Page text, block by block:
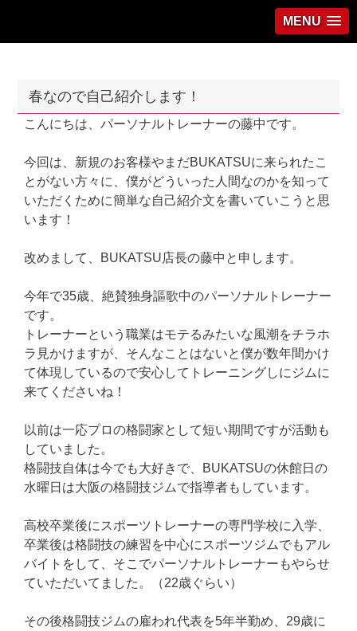
MENU
春なので自己紹介します！
こんにちは、パーソナルトレーナーの藤中です。
今回は、新規のお客様やまだBUKATSUに来られたこ
とがない方々に、僕がどういった人間なのかを知って
いただくために簡単な自己紹介文を書いていこうと思
います！
改めまして、BUKATSU店長の藤中と申します。
今年で35歳、絶賛独身謳歌中のパーソナルトレーナー
です。
トレーナーという職業はモテるみたいな風潮をチラホ
ラ見かけますが、そんなことはないと僕が数年間かけ
て体現しているので安心してトレーニングしにジムに
来てくださいね！
以前は一応プロの格闘家として短い期間ですが活動も
していました。
格闘技自体は今でも大好きで、BUKATSUの休館日の
水曜日は大阪の格闘技ジムで指導者もしています。
高校卒業後にスポーツトレーナーの専門学校に入学、
卒業後は格闘技の練習を中心にスポーツジムでもアル
バイトをして、そこでパーソナルトレーナーもやらせ
ていただいてました。（22歳ぐらい）
その後格闘技ジムの雇われ代表を5年半勤め、29歳に